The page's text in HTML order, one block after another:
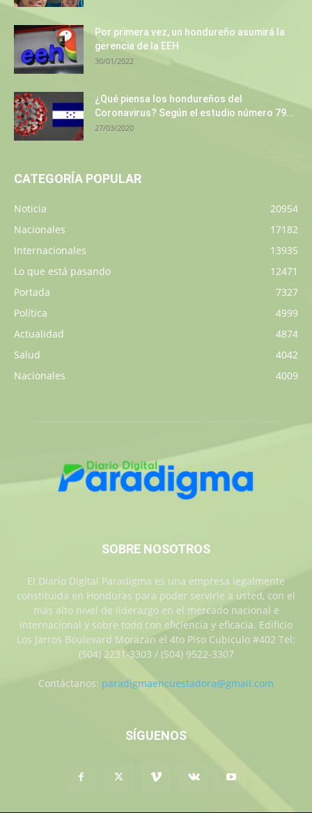
Por primera vez, un hondureño asumirá la
gerencia de la EEH
30/01/2022
¿Qué piensa los hondureños del
Coronavirus? Según el estudio número 79...
27/03/2020
CATEGORÍA POPULAR
Noticia
20954
Nacionales
17182
Internacionales
13935
Lo que está pasando
12471
Portada
7327
Política
4999
Actualidad
4874
Salud
4042
Nacionales
4009
SOBRE NOSOTROS
El Diario Digital Paradigma es una empresa legalmente
constituida en Honduras para poder servirle a usted, con el
más alto nivel de liderazgo en el mercado nacional e
internacional y sobre todo con eficiencia y eficacia. Edificio
Los Jarros Boulevard Morazan el 4to Piso Cubiculo #402 Tel:
(504) 2231-3303 / (504) 9522-3307
Contáctanos: paradigmaencuestadora@gmail.com
SÍGUENOS